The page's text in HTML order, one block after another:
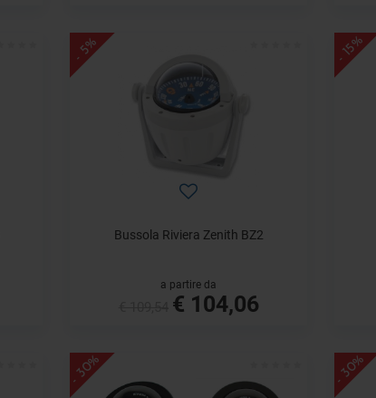
- 5%
Bussola Riviera Zenith BZ2
a partire da
€ 104,06
- 15%
- 30% - 30%